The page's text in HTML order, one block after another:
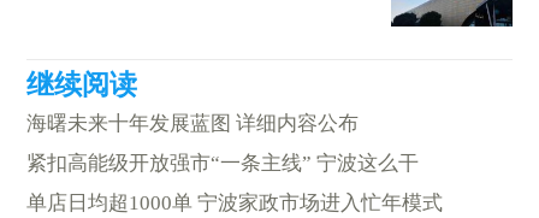
海曙未来十年发展蓝图 详细内容公布
紧扣高能级开放强市“一条主线” 宁波这么干
单店日均超1000单 宁波家政市场进入忙年模式